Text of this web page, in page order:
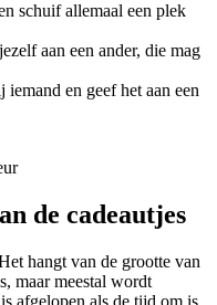
schuif allemaal een plek
aan een ander, die mag
en geef het aan een
de cadeautjes
hangt van de grootte van
maar meestal wordt
afgelopen als de tijd om is.